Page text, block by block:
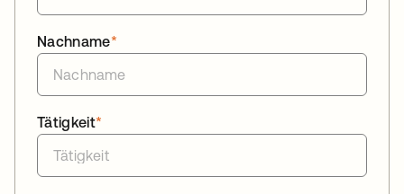
*
Nachname
*
Tätigkeit